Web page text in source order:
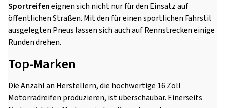
Sportreifeneignen sich nicht nur für den Einsatz auf
öffentlichen Straßen. Mit den für einen sportlichen Fahrstil
ausgelegten Pneus lassen sich auch auf Rennstrecken einige
Runden drehen.
Top-Marken
Die Anzahl an Herstellern, die hochwertige 16 Zoll
Motorradreifen produzieren, ist überschaubar. Einerseits